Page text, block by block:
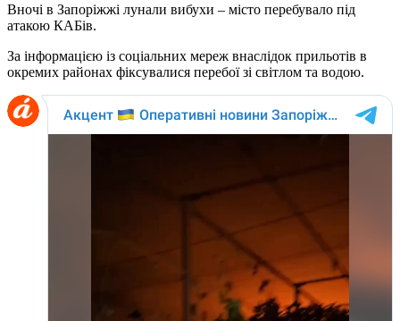
Вночі в Запоріжжі лунали вибухи – місто перебувало під
атакою КАБів.
За інформацією із соціальних мереж внаслідок прильотів в
окремих районах фіксувалися перебої зі світлом та водою.